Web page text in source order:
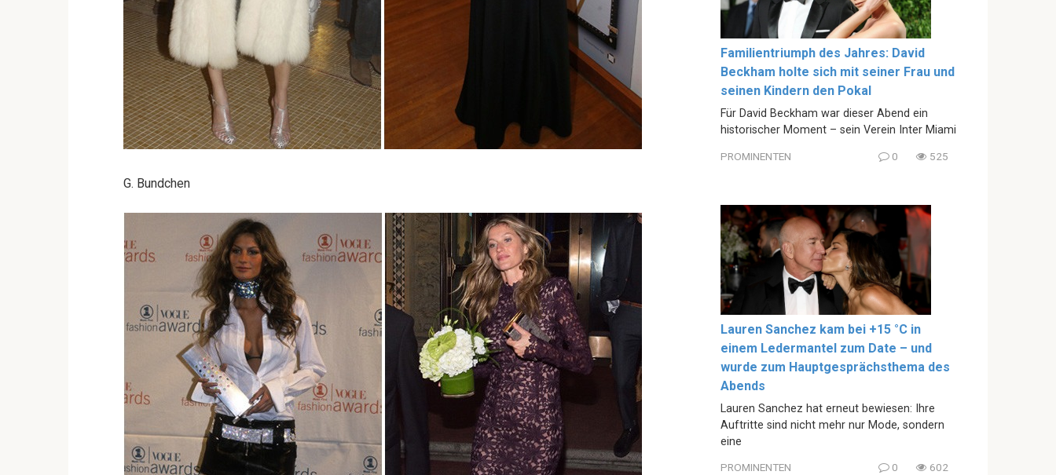
G. Bundchen
Familientriumph des Jahres: David
Beckham holte sich mit seiner Frau und
seinen Kindern den Pokal
Für David Beckham war dieser Abend ein
historischer Moment – sein Verein Inter Miami
PROMINENTEN 0 525
Lauren Sanchez kam bei +15 °C in
einem Ledermantel zum Date – und
wurde zum Hauptgesprächsthema des
Abends
Lauren Sanchez hat erneut bewiesen: Ihre
Auftritte sind nicht mehr nur Mode, sondern
eine
PROMINENTEN 0 602